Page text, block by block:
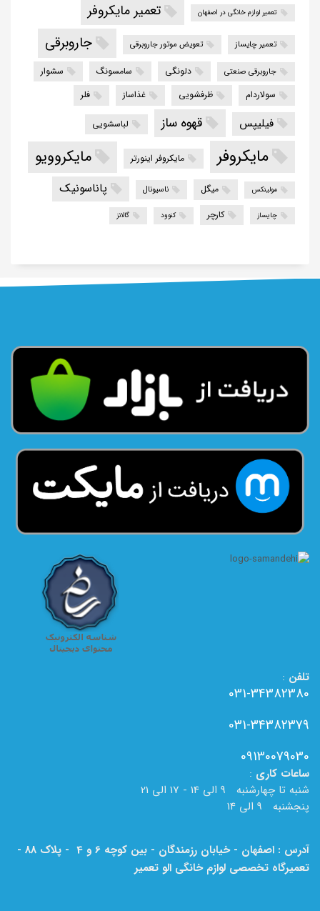
تعمیر لوازم خانگی در اصفهان تعمیر مایکروفر
تعمیر چایساز تعویض موتور جاروبرقی جاروبرقی
جاروبرقی صنعتی دلونگی سامسونگ
سشوار
سولاردام
ظرفشویی غذاساز فلر
فیلیپس قهوه ساز لباسشویی
مایکروفر مایکروفر اینورتر مایکروویو
مولینکس میگل ناسیونال پاناسونیک
چایساز کارچر کنوود گالانز
تلفن :
031-34382380
031-34382379
09130079030
ساعات کاری :
شنبه تا چهارشنبه 9 الی 14 - 17 الی 21
پنجشنبه 9 الی 14
آدرس : اصفهان - خیابان رزمندگان - بین کوچه 6 و 4 - پلاک 88 -
تعمیرگاه تخصصی لوازم خانگی الو تعمیر